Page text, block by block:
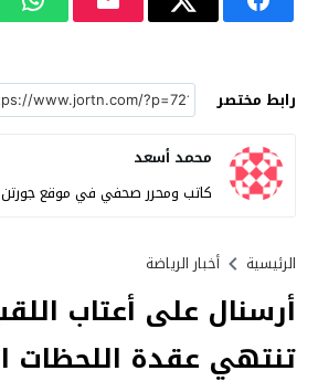
رابط مختصر
محمد أسعد
كاتب ومحرر صحفي في موقع جورتن
الرئيسية أخبار الرياضة
أرسنال على أعتاب
تنتهي عقدة اللحظات